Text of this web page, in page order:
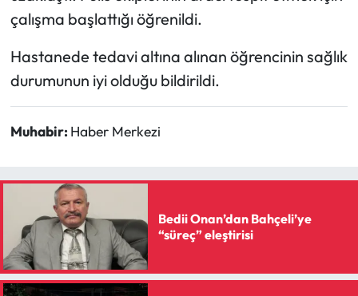
çalışma başlattığı öğrenildi.
Hastanede tedavi altına alınan öğrencinin sağlık
durumunun iyi olduğu bildirildi.
Muhabir: Haber Merkezi
Bedii Onan’dan Bahçeli’ye
“süreç” eleştirisi
Siyaset
Turizm
Uğurludağ Haberleri
Yaşam